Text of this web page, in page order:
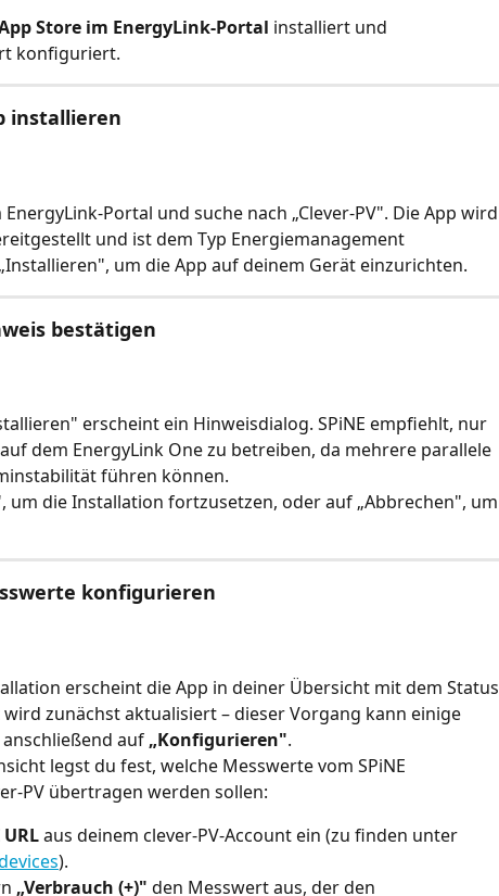
Store im EnergyLink-Portal installiert und
konfiguriert.
installieren
Portal und suche nach „Clever-PV". Die App wird
und ist dem Typ Energiemanagement
um die App auf deinem Gerät einzurichten.
bestätigen
erscheint ein Hinweisdialog. SPiNE empfiehlt, nur
dem EnergyLink One zu betreiben, da mehrere parallele
führen können.
um die Installation fortzusetzen, oder auf „Abbrechen", um
konfigurieren
erscheint die App in deiner Übersicht mit dem Status
wird zunächst aktualisiert – dieser Vorgang kann einige
auf „Konfigurieren".
legst du fest, welche Messwerte vom SPiNE
PV übertragen werden sollen:
aus deinem clever-PV-Account ein (zu finden unter
).
„Verbrauch (+)" den Messwert aus, der den